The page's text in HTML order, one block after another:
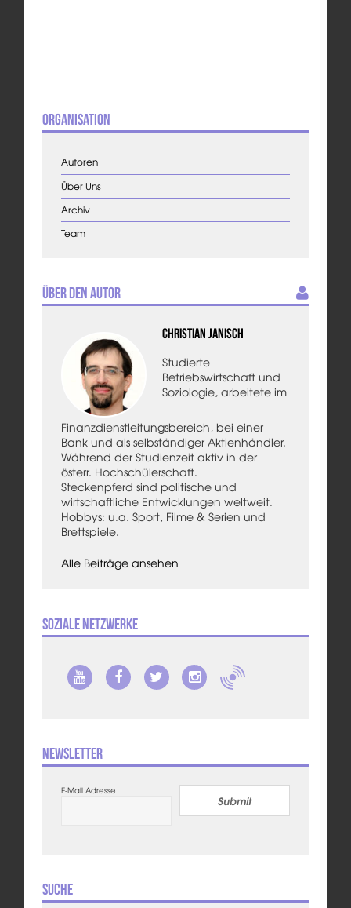
Organisation
Autoren
Über Uns
Archiv
Team
Über den Autor
Christian Janisch
Studierte
Betriebswirtschaft und
Soziologie, arbeitete im
Finanzdienstleitungsbereich, bei einer
Bank und als selbständiger Aktienhändler.
Während der Studienzeit aktiv in der
österr. Hochschülerschaft.
Steckenpferd sind politische und
wirtschaftliche Entwicklungen weltweit.
Hobbys: u.a. Sport, Filme & Serien und
Brettspiele.
Alle Beiträge ansehen
Soziale Netzwerke
Newsletter
E-Mail Adresse
Submit
Suche